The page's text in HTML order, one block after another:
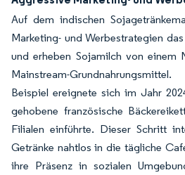
Auf dem indischen
Marketing- und Werbestrategien
und erheben Sojamilch von einem
Mainstream-
Beispiel ereignete sich im Jahr
gehobene französische
Filialen einführte. Dieser Schritt
Getränke nahtlos in die tägliche
ihre Präsenz in sozialen